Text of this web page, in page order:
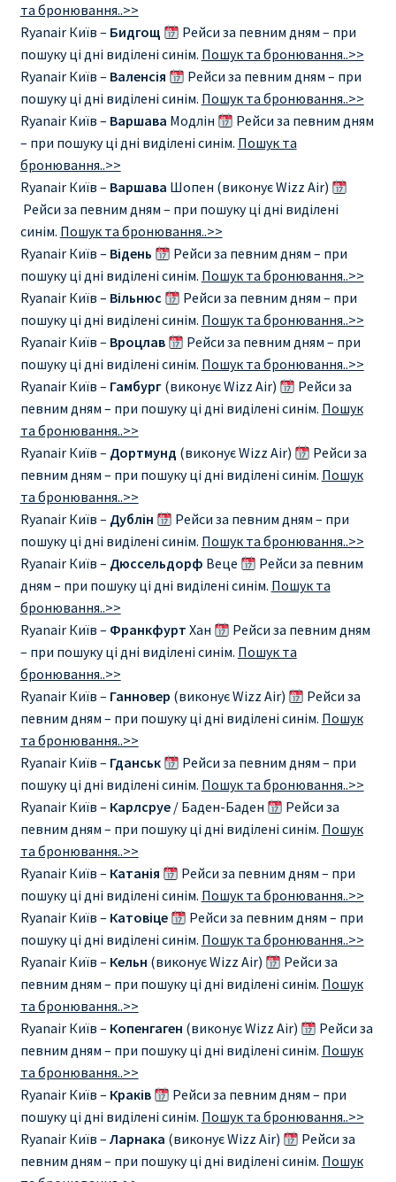
RYANAIR.COM НА РУССКОМ – кнфтфшкюсщь
Авиабилеты Ryanair на Тенерифе от €15
АВИАБИЛЕТЫ RYANAIR ОТ € 12
АВИАБИЛЕТЫ ВИЛЬНЮС БАРСЕЛОНА
АВИАБИЛЕТЫ ХЕЛЬСИНКИ МИЛАН
Акции RYANAIR из Варшавы
Акции RYANAIR из Вильнюса
Акции RYANAIR из Каунаса
Барселона
БИЛЕТЫ RYANAIR | ПОИСК ЛУЧШЕЙ ЦЕНЫ |
БРОНИРОВАНИЕ
БИЛЕТЫ RYANAIR НА ЗАВТРА КУПИТЬ ОНЛАЙН
ДЕШЕВЫЕ АВИАБИЛЕТЫ В БАРСЕЛОНУ
ДЕШЕВЫЕ АВИАБИЛЕТЫ В БЕРЛИН
ДЕШЕВЫЕ АВИАБИЛЕТЫ В БУХАРЕСТ
ДЕШЕВЫЕ АВИАБИЛЕТЫ В ВАРШАВУ
ДЕШЕВЫЕ АВИАБИЛЕТЫ В ВЕНУ
ДЕШЕВЫЕ АВИАБИЛЕТЫ В ЛОНДОН
ДЕШЕВЫЕ АВИАБИЛЕТЫ В МИЛАН
ДЕШЕВЫЕ АВИАБИЛЕТЫ В ПАРИЖ
ДЕШЕВЫЕ АВИАБИЛЕТЫ НА КИПР
ИНФОРМАЦИЯ ДЛЯ ПАССАЖИРОВ
ВЫБОР И БРОНИРОВАНИЯ МЕСТ В RYANAIR
ЗАДЕРЖКА, ОТМЕНА, ПЕРЕНОС РЕЙСОВ RYANAIR
ИЗМЕНЕНИЕ БРОНИРОВАНИЯ
та бронювання..>>
Ryanair Київ – Бидгощ
Рейси за певним дням – при
пошуку ці дні виділені синім. Пошук та бронювання..>>
Ryanair Київ – Валенсія
Рейси за певним дням – при
пошуку ці дні виділені синім. Пошук та бронювання..>>
Ryanair Київ – Варшава Модлін
Рейси за певним дням
– при пошуку ці дні виділені синім. Пошук та
бронювання..>>
Ryanair Київ – Варшава Шопен (виконує Wizz Air)
Рейси за певним дням – при пошуку ці дні виділені
синім. Пошук та бронювання..>>
Ryanair Київ – Відень
Рейси за певним дням – при
пошуку ці дні виділені синім. Пошук та бронювання..>>
Ryanair Київ – Вільнюс
Рейси за певним дням – при
пошуку ці дні виділені синім. Пошук та бронювання..>>
Ryanair Київ – Вроцлав
Рейси за певним дням – при
пошуку ці дні виділені синім. Пошук та бронювання..>>
Ryanair Київ – Гамбург(виконує Wizz Air)
Рейси за
певним дням – при пошуку ці дні виділені синім. Пошук
та бронювання..>>
Ryanair Київ – Дортмунд (виконує Wizz Air)
Рейси за
певним дням – при пошуку ці дні виділені синім. Пошук
та бронювання..>>
Ryanair Київ – Дублін
Рейси за певним дням – при
пошуку ці дні виділені синім. Пошук та бронювання..>>
Ryanair Київ – Дюссельдорф Веце
Рейси за певним
дням – при пошуку ці дні виділені синім. Пошук та
бронювання..>>
Ryanair Київ – Франкфурт Хан
Рейси за певним дням
– при пошуку ці дні виділені синім. Пошук та
бронювання..>>
Ryanair Київ – Ганновер (виконує Wizz Air)
Рейси за
певним дням – при пошуку ці дні виділені синім. Пошук
та бронювання..>>
Ryanair Київ – Гданськ
Рейси за певним дням – при
пошуку ці дні виділені синім. Пошук та бронювання..>>
Ryanair Київ – Карлсруе/ Баден-Баден
Рейси за
певним дням – при пошуку ці дні виділені синім. Пошук
та бронювання..>>
Ryanair Київ – Катанія
Рейси за певним дням – при
пошуку ці дні виділені синім. Пошук та бронювання..>>
Ryanair Київ – Катовіце
Рейси за певним дням – при
пошуку ці дні виділені синім. Пошук та бронювання..>>
Ryanair Київ – Кельн (виконує Wizz Air)
Рейси за
певним дням – при пошуку ці дні виділені синім. Пошук
та бронювання..>>
Ryanair Київ – Копенгаген (виконує Wizz Air)
Рейси за
певним дням – при пошуку ці дні виділені синім. Пошук
та бронювання..>>
Ryanair Київ – Краків
Рейси за певним дням – при
пошуку ці дні виділені синім. Пошук та бронювання..>>
Ryanair Київ – Ларнака (виконує Wizz Air)
Рейси за
певним дням – при пошуку ці дні виділені синім. Пошук